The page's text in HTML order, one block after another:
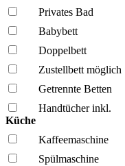
Privates Bad
Babybett
Doppelbett
Zustellbett möglich
Getrennte Betten
Handtücher inkl.
Küche
Kaffee­maschine
Spül­maschine